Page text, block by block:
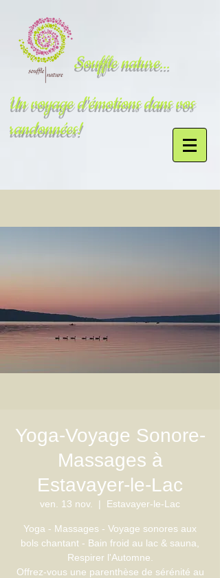
Souffle nature...
Un voyage d'émotions dans vos
randonnées!
Yoga-Voyage Sonore-
Massages à
Estavayer-le-Lac
ven. 13 nov.
  |
Estavayer-le-Lac
Yoga - Massages - Voyage sonores aux
bols chantant - Bain froid au lac & sauna,
Respirer l'Automne.
Offrez-vous une parenthèse de sérénité au